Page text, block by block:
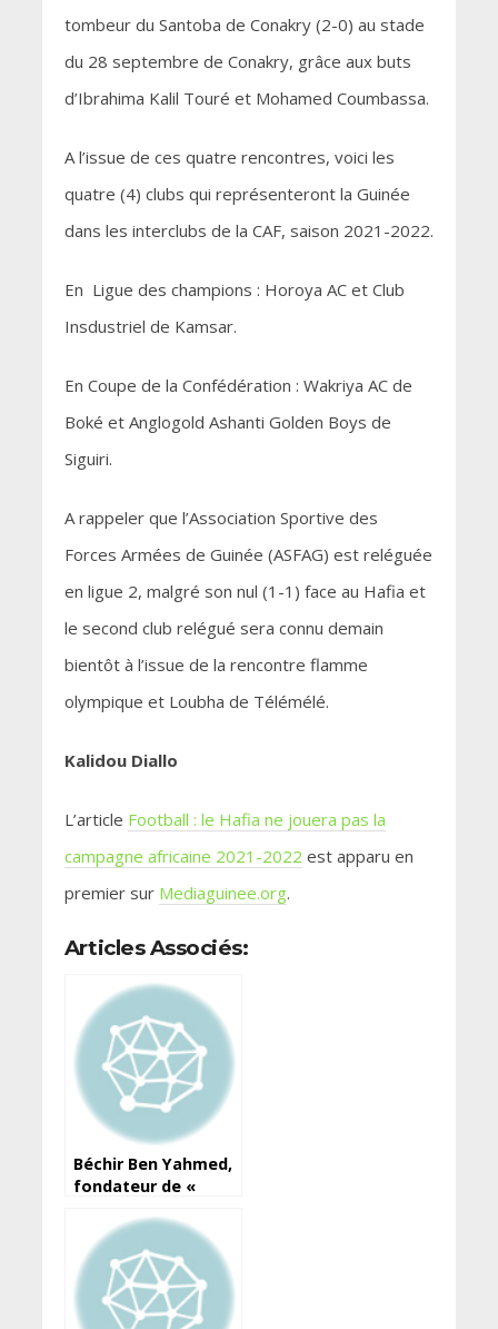
tombeur du Santoba de Conakry (2-0) au stade
du 28 septembre de Conakry, grâce aux buts
d’Ibrahima Kalil Touré et Mohamed Coumbassa.
A l’issue de ces quatre rencontres, voici les
quatre (4) clubs qui représenteront la Guinée
dans les interclubs de la CAF, saison 2021-2022.
En Ligue des champions : Horoya AC et Club
Insdustriel de Kamsar.
En Coupe de la Confédération : Wakriya AC de
Boké et Anglogold Ashanti Golden Boys de
Siguiri.
A rappeler que l’Association Sportive des
Forces Armées de Guinée (ASFAG) est reléguée
en ligue 2, malgré son nul (1-1) face au Hafia et
le second club relégué sera connu demain
bientôt à l’issue de la rencontre flamme
olympique et Loubha de Télémélé.
Kalidou Diallo
L’article Football : le Hafia ne jouera pas la
campagne africaine 2021-2022 est apparu en
premier sur Mediaguinee.org.
Articles Associés:
Béchir Ben Yahmed,
fondateur de «
mort